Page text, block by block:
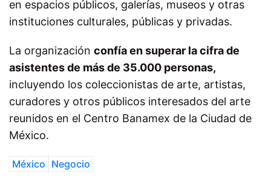
en espacios públicos, galerías, museos y otras
instituciones culturales, públicas y privadas.
La organización confía en superar la cifra de
asistentes de más de 35.000 personas,
incluyendo los coleccionistas de arte, artistas,
curadores y otros públicos interesados del arte
reunidos en el Centro Banamex de la Ciudad de
México.
México Negocio